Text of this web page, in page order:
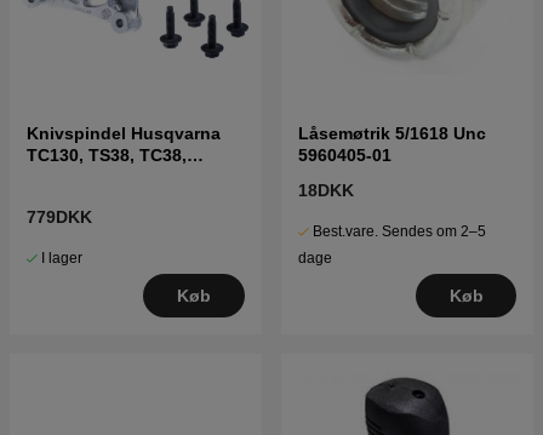
Knivspindel Husqvarna
TC130, TS38, TC38,
779DKK
I lager
Køb
Låsemøtrik 5/1618 Unc
5960405-01
18DKK
Best.vare. Sendes om 2–5
dage
Køb